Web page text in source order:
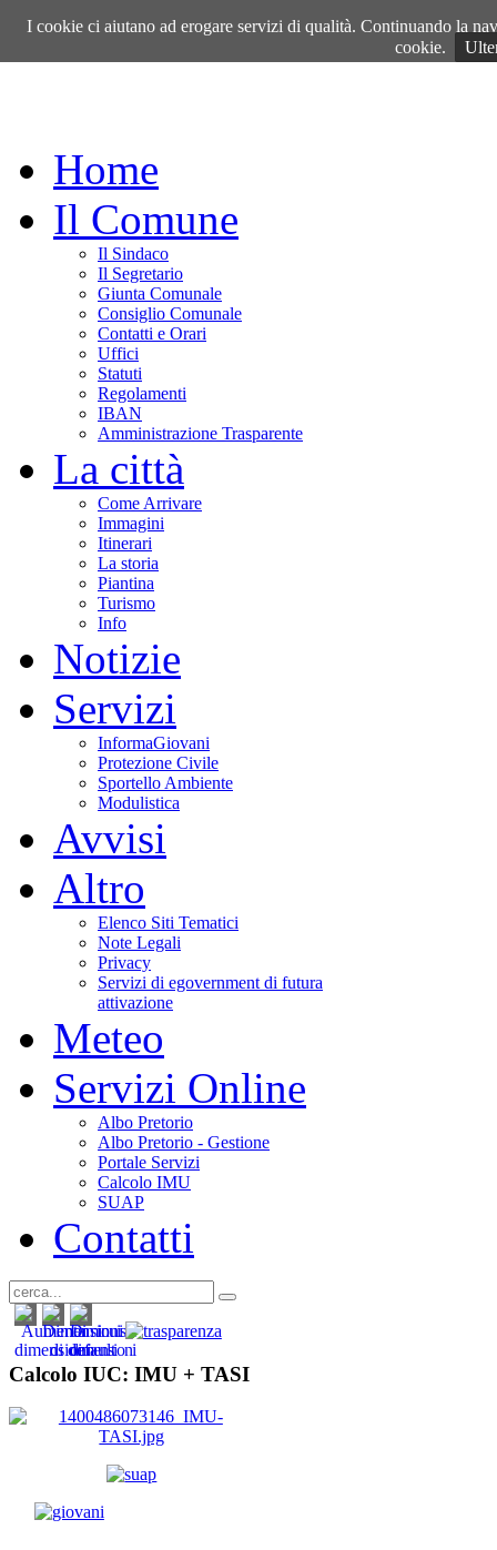
Venerdì, 07 Agosto 2026
Home
Il Comune
Il Sindaco
Il Segretario
Giunta Comunale
Consiglio Comunale
Contatti e Orari
Uffici
Statuti
Regolamenti
IBAN
Amministrazione Trasparente
La città
Come Arrivare
Immagini
Itinerari
La storia
Piantina
Turismo
Info
Notizie
Servizi
InformaGiovani
Protezione Civile
Sportello Ambiente
Modulistica
Avvisi
Altro
Elenco Siti Tematici
Note Legali
Privacy
Servizi di egovernment di futura
attivazione
Meteo
Servizi Online
Albo Pretorio
Albo Pretorio - Gestione
Portale Servizi
Calcolo IMU
SUAP
Contatti
Calcolo IUC: IMU + TASI
I cookie ci aiutano ad erogare servizi di qualità. Continuando la
cookie.